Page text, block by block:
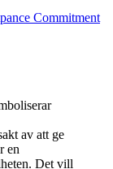
Commitment
av att ge
en
Det vill